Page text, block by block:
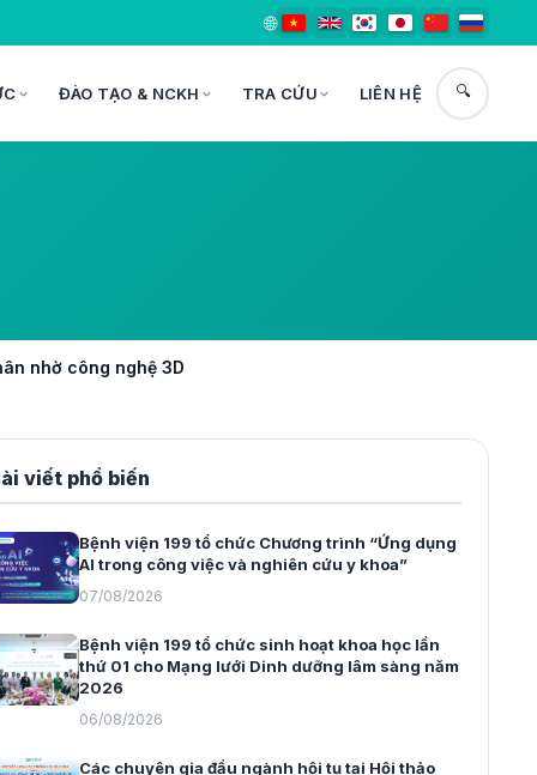
🌐
ĐÀO TẠO & NCKH TRA CỨU LIÊN HỆ 🔍
nhờ công nghệ 3D
viết phổ biến
Bệnh viện 199 tổ chức Chương trình “Ứng dụng
AI trong công việc và nghiên cứu y khoa”
07/08/2026
Bệnh viện 199 tổ chức sinh hoạt khoa học lần
thứ 01 cho Mạng lưới Dinh dưỡng lâm sàng năm
2026
06/08/2026
Các chuyên gia đầu ngành hội tụ tại Hội thảo